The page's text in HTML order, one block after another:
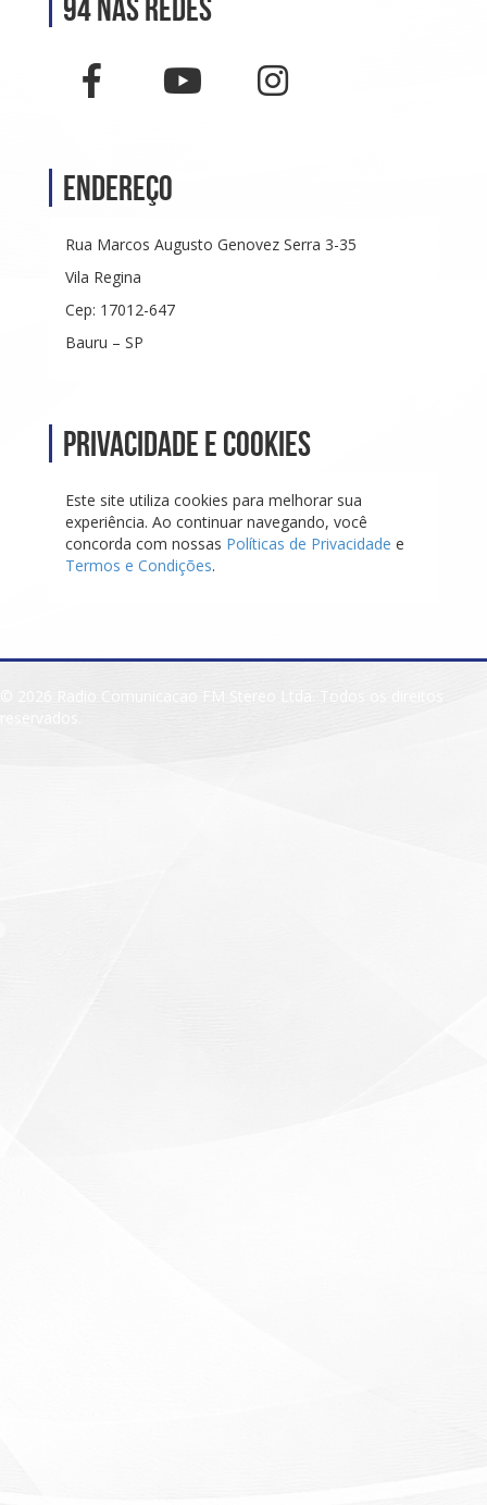
94 nas Redes
Endereço
Rua Marcos Augusto Genovez Serra 3-35
Vila Regina
Cep: 17012-647
Bauru – SP
Privacidade e Cookies
Este site utiliza cookies para melhorar sua
experiência. Ao continuar navegando, você
concorda com nossas Políticas de Privacidade e
Termos e Condições.
© 2026 Radio Comunicacao FM Stereo Ltda. Todos os direitos